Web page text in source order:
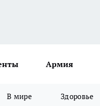
Армия
В мире Здоровье